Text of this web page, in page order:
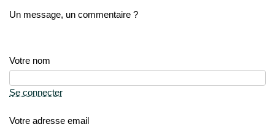
Un message, un commentaire ?
Votre nom
Se connecter
Votre adresse email